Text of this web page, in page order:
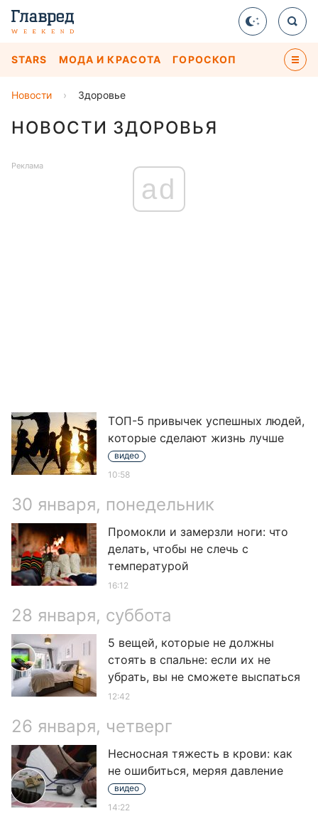
STARS МОДА И КРАСОТА ГОРОСКОП
Новости › Здоровье
НОВОСТИ ЗДОРОВЬЯ
Реклама
ad
ТОП-5 привычек успешных людей,
которые сделают жизнь лучше
видео
10:58
30 января, понедельник
Промокли и замерзли ноги: что
делать, чтобы не слечь с
температурой
16:12
28 января, суббота
5 вещей, которые не должны
стоять в спальне: если их не
убрать, вы не сможете выспаться
12:42
26 января, четверг
Несносная тяжесть в крови: как
не ошибиться, меряя давление
видео
14:22